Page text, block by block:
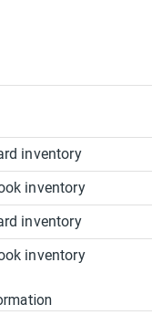
inventory
inventory
inventory
inventory